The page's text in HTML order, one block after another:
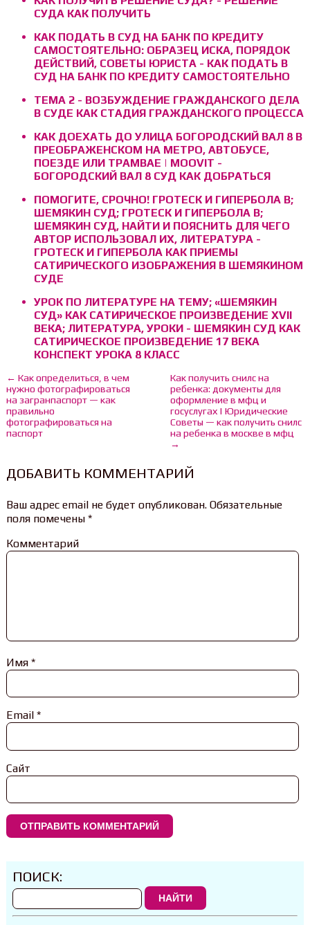
СУДА КАК ПОЛУЧИТЬ
КАК ПОДАТЬ В СУД НА БАНК ПО КРЕДИТУ
САМОСТОЯТЕЛЬНО: ОБРАЗЕЦ ИСКА, ПОРЯДОК
ДЕЙСТВИЙ, СОВЕТЫ ЮРИСТА - КАК ПОДАТЬ В
СУД НА БАНК ПО КРЕДИТУ САМОСТОЯТЕЛЬНО
ТЕМА 2 - ВОЗБУЖДЕНИЕ ГРАЖДАНСКОГО ДЕЛА
В СУДЕ КАК СТАДИЯ ГРАЖДАНСКОГО ПРОЦЕССА
КАК ДОЕХАТЬ ДО УЛИЦА БОГОРОДСКИЙ ВАЛ 8 В
ПРЕОБРАЖЕНСКОМ НА МЕТРО, АВТОБУСЕ,
ПОЕЗДЕ ИЛИ ТРАМВАЕ | MOOVIT -
БОГОРОДСКИЙ ВАЛ 8 СУД КАК ДОБРАТЬСЯ
ПОМОГИТЕ, СРОЧНО! ГРОТЕСК И ГИПЕРБОЛА В;
ШЕМЯКИН СУД; ГРОТЕСК И ГИПЕРБОЛА В;
ШЕМЯКИН СУД, НАЙТИ И ПОЯСНИТЬ ДЛЯ ЧЕГО
АВТОР ИСПОЛЬЗОВАЛ ИХ, ЛИТЕРАТУРА -
ГРОТЕСК И ГИПЕРБОЛА КАК ПРИЕМЫ
САТИРИЧЕСКОГО ИЗОБРАЖЕНИЯ В ШЕМЯКИНОМ
СУДЕ
УРОК ПО ЛИТЕРАТУРЕ НА ТЕМУ; «ШЕМЯКИН
СУД» КАК САТИРИЧЕСКОЕ ПРОИЗВЕДЕНИЕ XVII
ВЕКА; ЛИТЕРАТУРА, УРОКИ - ШЕМЯКИН СУД КАК
САТИРИЧЕСКОЕ ПРОИЗВЕДЕНИЕ 17 ВЕКА
КОНСПЕКТ УРОКА 8 КЛАСС
← Как определиться, в чем
нужно фотографироваться
на загранпаспорт — как
правильно
фотографироваться на
паспорт
Как получить снилс на
ребенка: документы для
оформление в мфц и
госуслугах | Юридические
Советы — как получить снилс
на ребенка в москве в мфц
→
ДОБАВИТЬ КОММЕНТАРИЙ
Ваш адрес email не будет опубликован.Обязательные
поля помечены *
Комментарий
Имя *
Email *
Сайт
ПОИСК:
НАЙТИ